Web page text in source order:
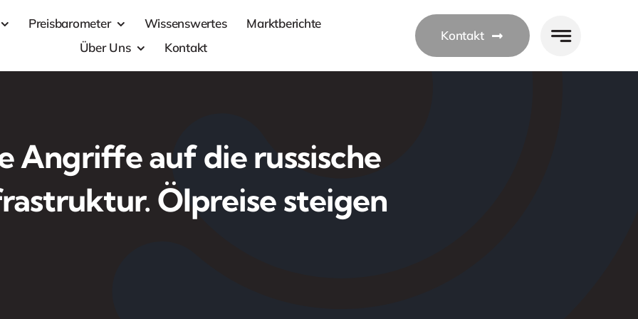
Preisbarometer Wissenswertes
Marktberichte
Über Uns
Kontakt
Kontakt
Angriffe auf die russische
Ölpreise steigen